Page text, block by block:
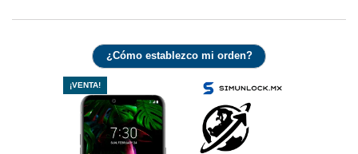
¿Cómo establezco mi orden?
¡VENTA!